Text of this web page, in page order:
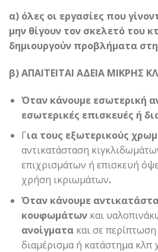
α) όλες οι εργασίες που
μην θίγουν τον σκελετό του
δημιουργούν προβλήματα
β) ΑΠΑΙΤΕΙΤΑΙ ΑΔΕΙΑ ΜΙΚΡΗΣ
Όταν κάνουμε εσωτερική
εσωτερικές επισκευές ή
Για τους εξωτερικούς
αντικατάσταση
επιχρισμάτων ή επισκευή
χρήση ικριωμάτων.
Όταν κάνουμε
κουφωμάτωνκαι
ανοίγματα και σε
διαμέρισμα ή κατάστημα κλπ